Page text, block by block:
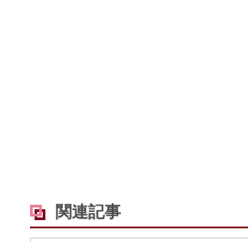
関連記事